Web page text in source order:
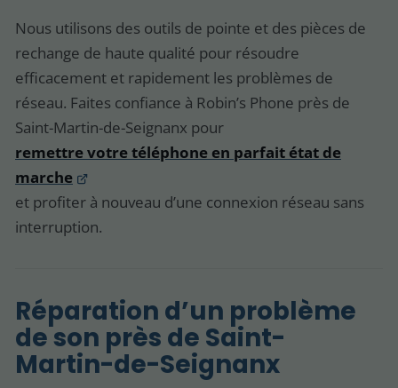
Nous utilisons des outils de pointe et des pièces de
rechange de haute qualité pour résoudre
efficacement et rapidement les problèmes de
réseau. Faites confiance à Robin’s Phone près de
Saint-Martin-de-Seignanx pour
remettre votre téléphone en parfait état de
marche
et profiter à nouveau d’une connexion réseau sans
interruption.
Réparation d’un problème
de son près de Saint-
Martin-de-Seignanx